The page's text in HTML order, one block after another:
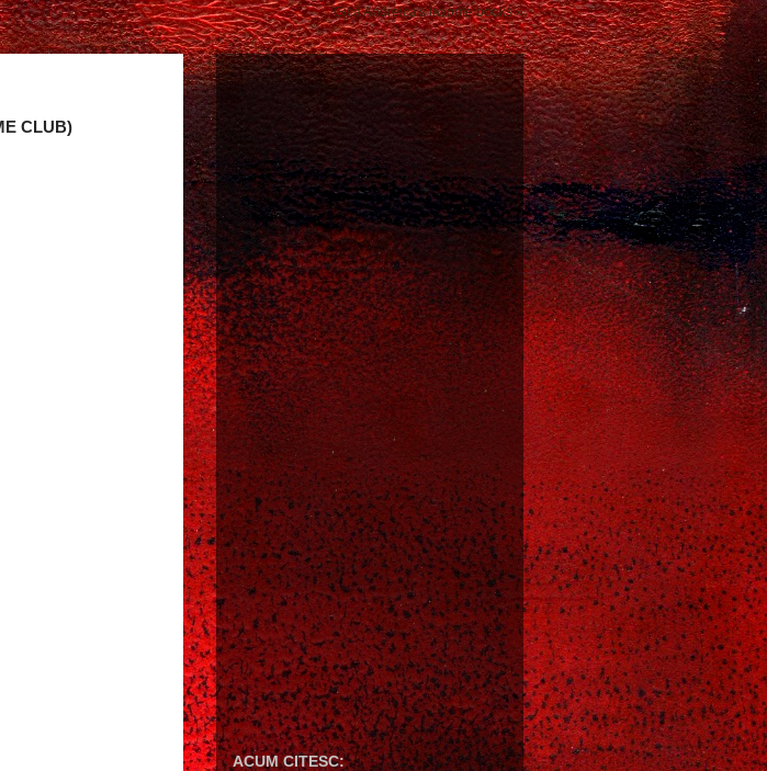
Gică Andreica's favorite books »
CLUB)
ACUM CITESC: